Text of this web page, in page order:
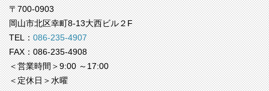
〒700-0903
岡山市北区幸町8-13大西ビル２F
TEL：086-235-4907
FAX：086-235-4908
＜営業時間＞9:00 ～17:00
＜定休日＞水曜